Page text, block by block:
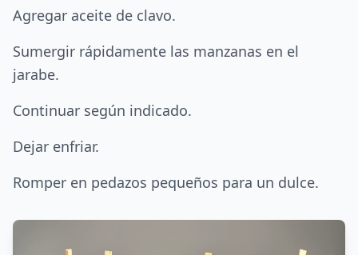
Agregar aceite de clavo.
Sumergir rápidamente las manzanas en el
jarabe.
Continuar según indicado.
Dejar enfriar.
Romper en pedazos pequeños para un dulce.